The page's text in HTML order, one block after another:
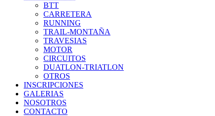
BTT
CARRETERA
RUNNING
TRAIL-MONTAÑA
TRAVESIAS
MOTOR
CIRCUITOS
DUATLON-TRIATLON
OTROS
INSCRIPCIONES
GALERIAS
NOSOTROS
CONTACTO